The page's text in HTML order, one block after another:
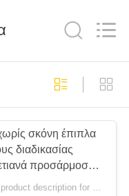
σκόνη έπιπλα
διαδικασίας
προσάρμοσαν
επίπεδο
See product description for price MOQ:10